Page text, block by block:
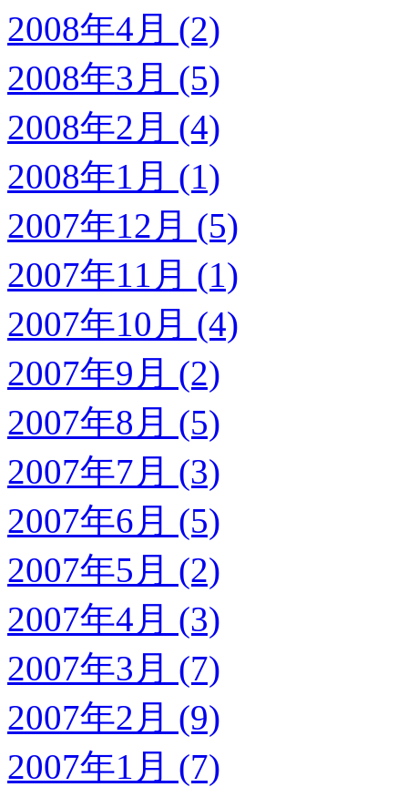
2008年4月 (2)
2008年3月 (5)
2008年2月 (4)
2008年1月 (1)
2007年12月 (5)
2007年11月 (1)
2007年10月 (4)
2007年9月 (2)
2007年8月 (5)
2007年7月 (3)
2007年6月 (5)
2007年5月 (2)
2007年4月 (3)
2007年3月 (7)
2007年2月 (9)
2007年1月 (7)